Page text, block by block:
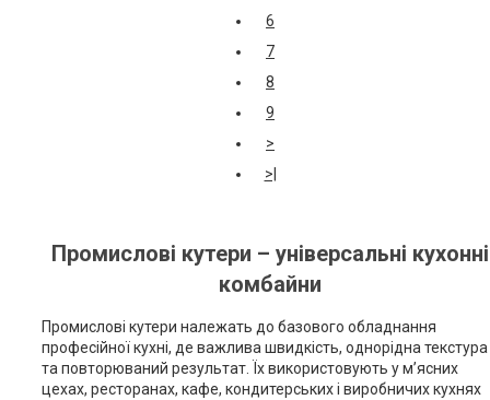
6
7
8
9
>
>|
Промислові кутери – універсальні кухонні
комбайни
Промислові кутери належать до базового обладнання
професійної кухні, де важлива швидкість, однорідна текстура
та повторюваний результат. Їх використовують у м’ясних
цехах, ресторанах, кафе, кондитерських і виробничих кухнях